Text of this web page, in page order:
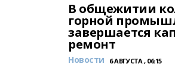
В общежитии
горной
завершается
ремонт
Новости 6 АВГУСТА , 06:15